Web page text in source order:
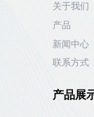
关于我们
产品
新闻中心
联系方式
产品展